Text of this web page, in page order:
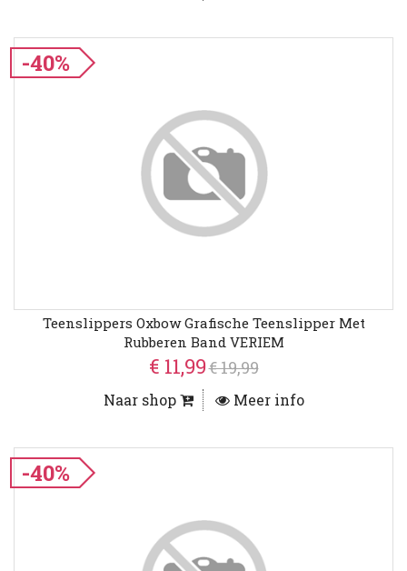
-40%
Teenslippers Oxbow Grafische Teenslipper Met
Rubberen Band VERIEM
€ 11,99€ 19,99
Naar shop Meer info
-40%